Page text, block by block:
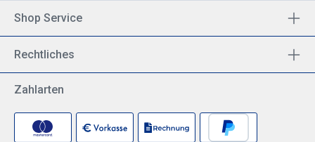
Shop Service
Rechtliches
Zahlarten